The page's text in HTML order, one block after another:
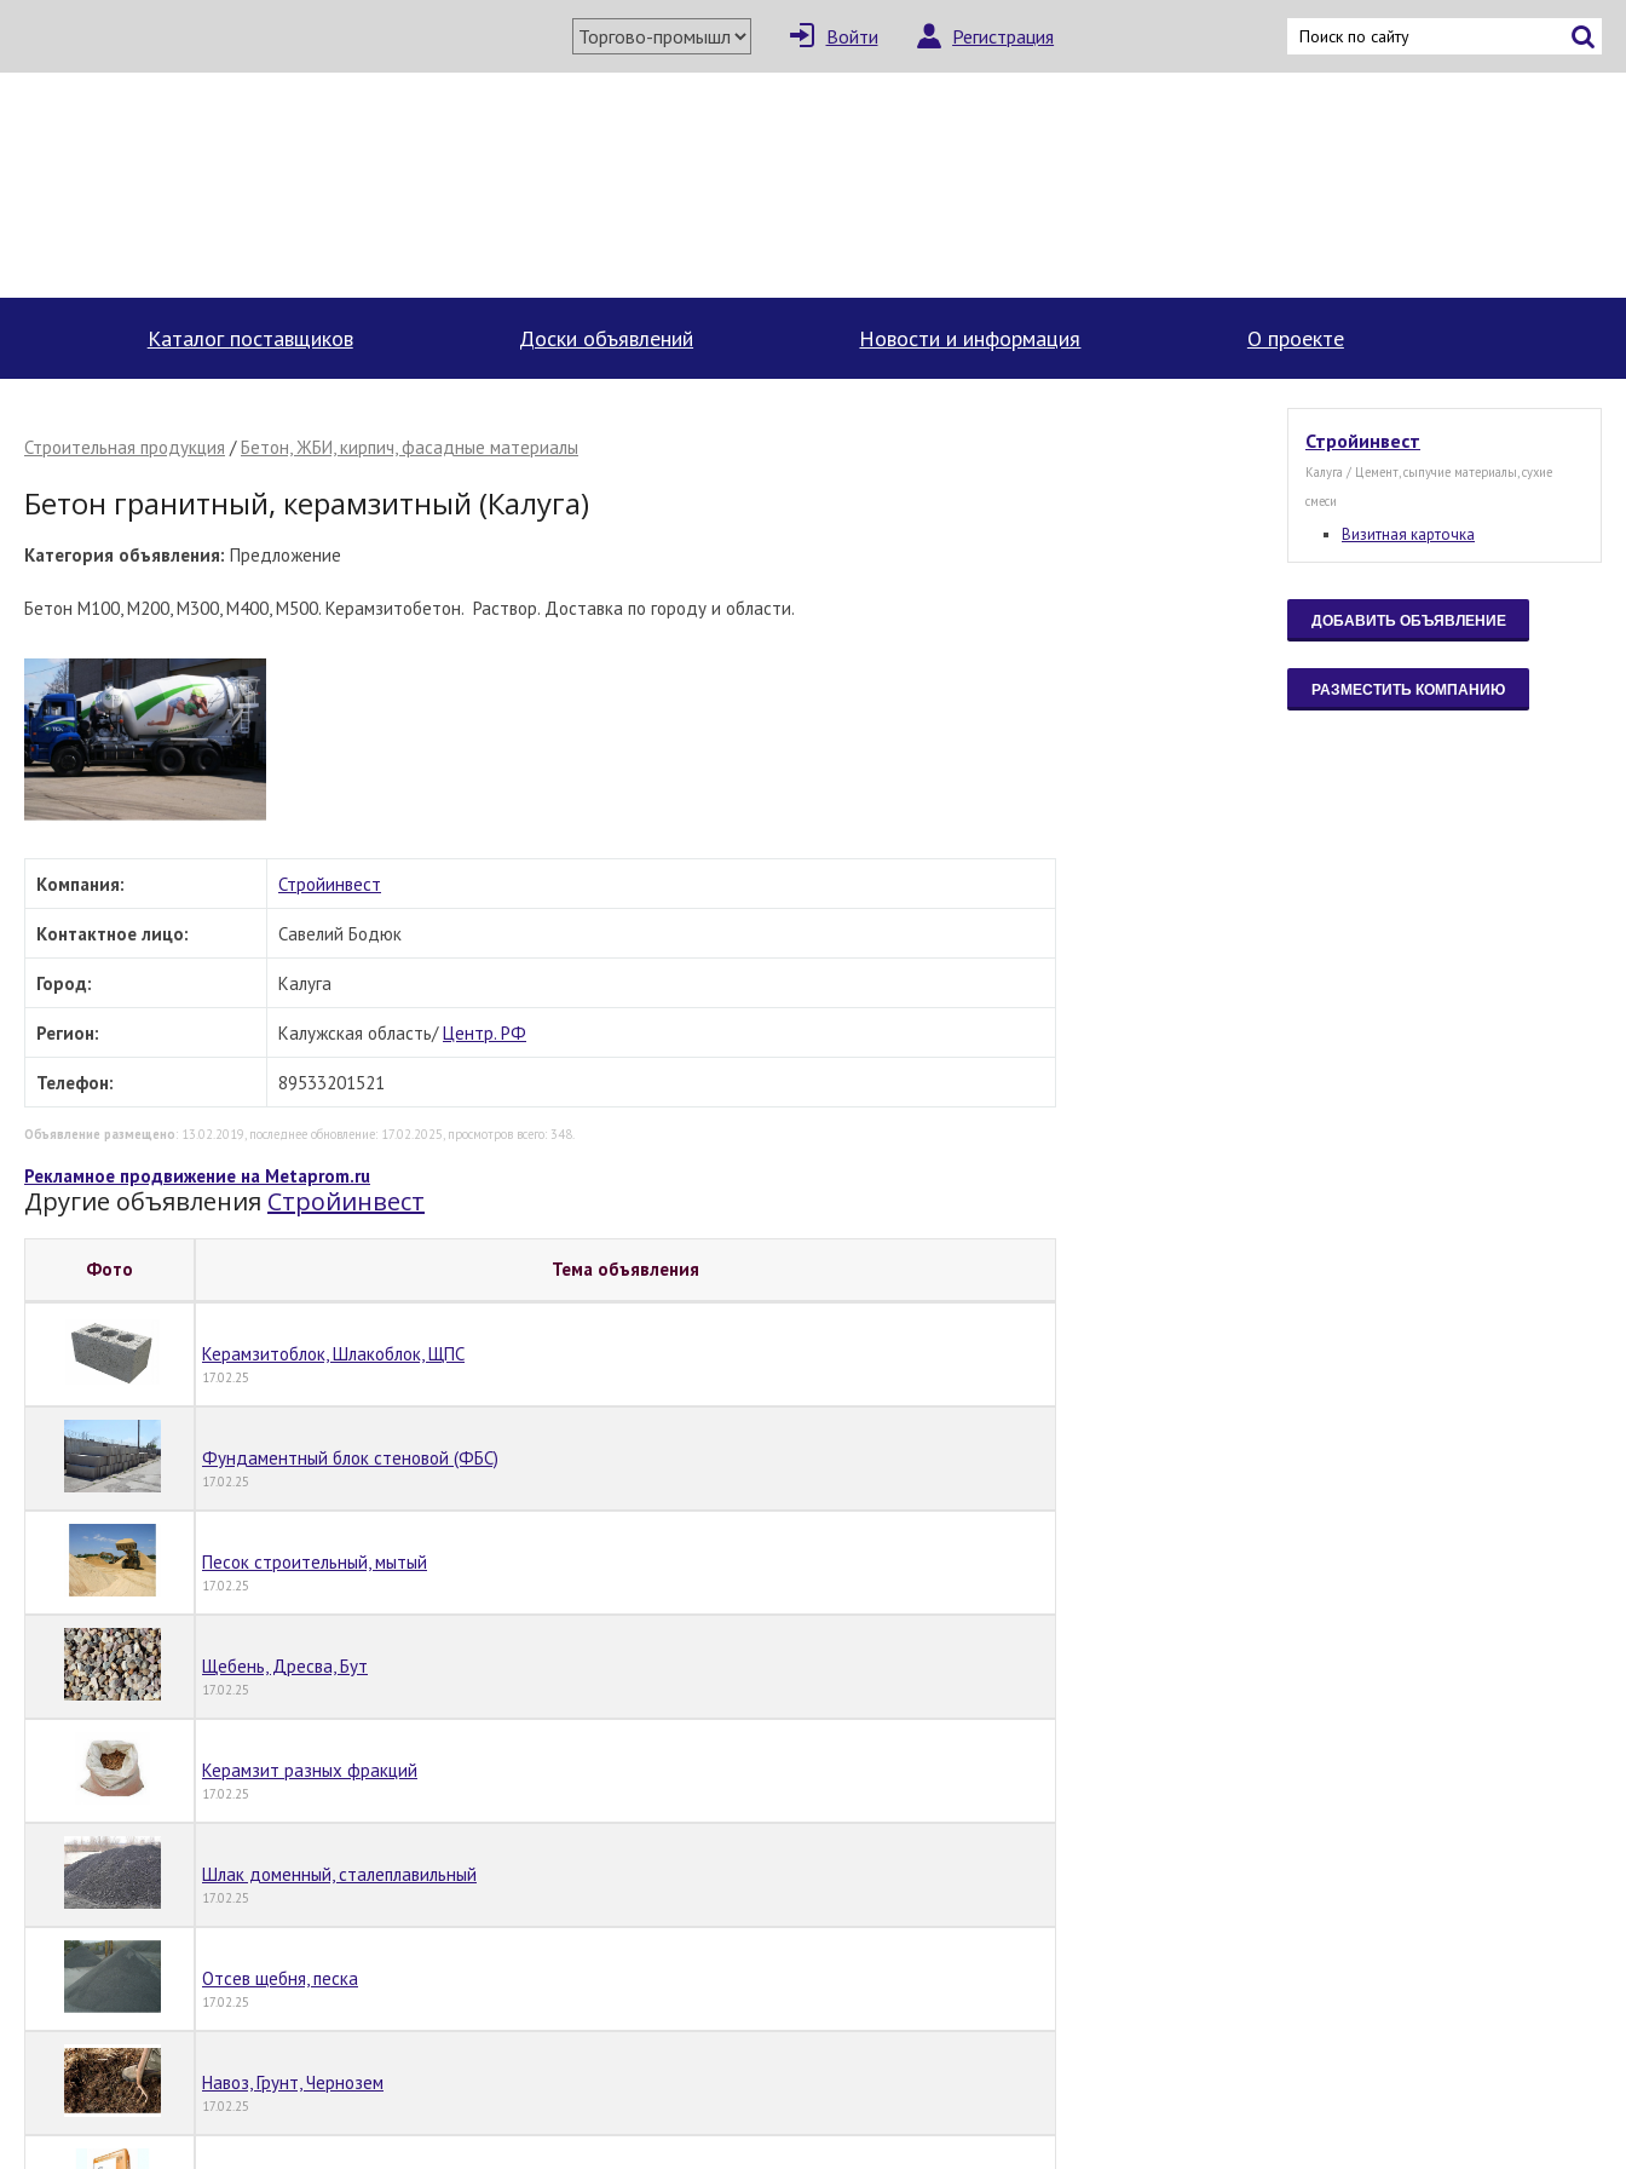
Войти Регистрация
Каталог поставщиков Доски объявлений Новости и информация О проекте
Строительная продукция /Бетон, ЖБИ, кирпич, фасадные материалы
Бетон гранитный, керамзитный (Калуга)
Категория объявления: Предложение
Бетон М100, М200, М300, М400, М500. Керамзитобетон. Раствор. Доставка по городу и области.
× Написать поставщику
Компания: Стройинвест
Контактное лицо: Савелий Бодюк
Город: Калуга
Регион: Калужская область/Центр. РФ
Телефон: 89533201521
Объявление размещено: 13.02.2019, последнее обновление: 17.02.2025, просмотров всего: 348.
Рекламное продвижение на Metaprom.ru
Другие объявления Стройинвест
Фото Тема объявления
Керамзитоблок, Шлакоблок, ЩПС
17.02.25
Фундаментный блок стеновой (ФБС)
17.02.25
Песок строительный, мытый
17.02.25
Щебень, Дресва, Бут
17.02.25
Керамзит разных фракций
17.02.25
Шлак доменный, сталеплавильный
17.02.25
Отсев щебня, песка
17.02.25
Навоз, Грунт, Чернозем
17.02.25
Стройинвест
Калуга / Цемент, сыпучие материалы, сухие
смеси
Визитная карточка